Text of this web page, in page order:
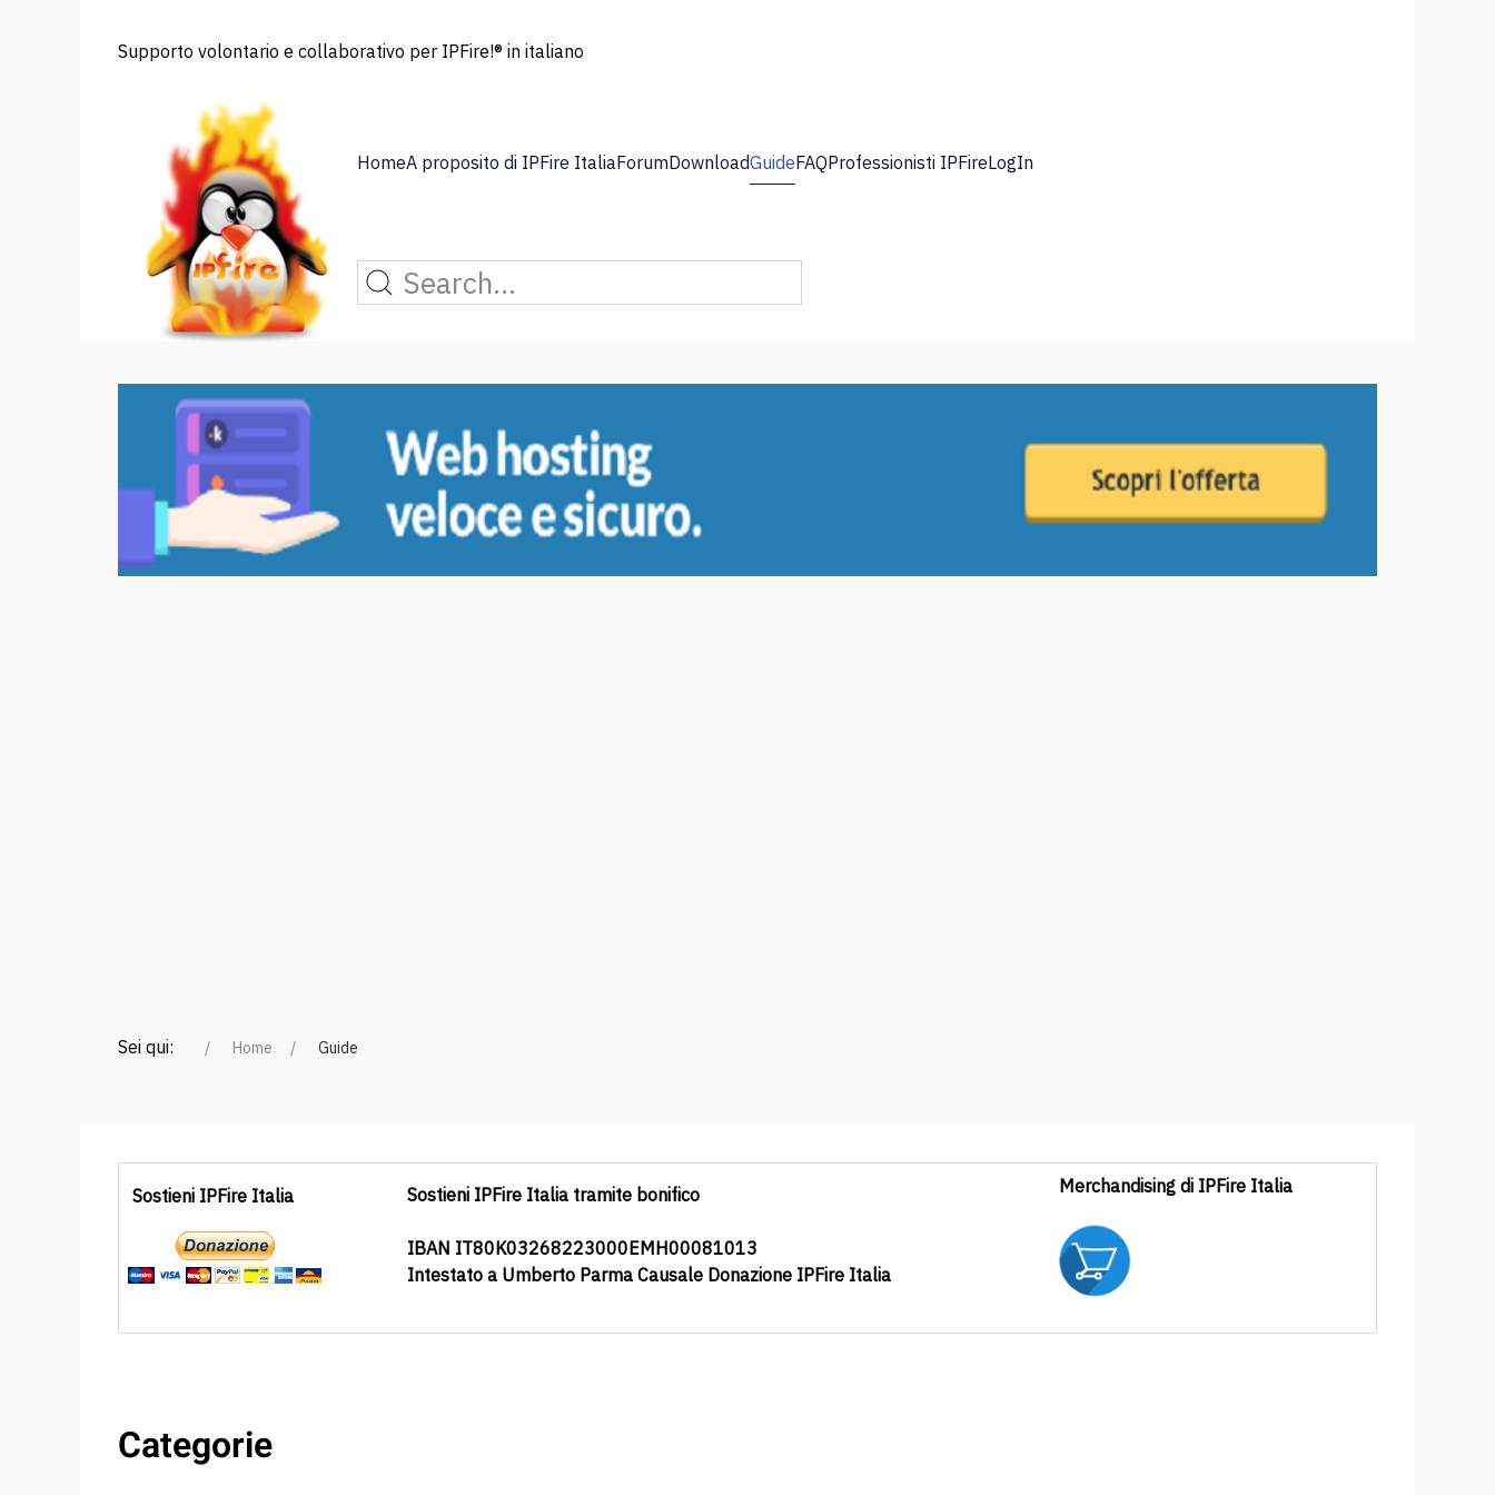
Supporto volontario e collaborativo per IPFire!® in italiano
HomeA proposito di IPFire ItaliaForumDownloadGuideFAQProfessionisti IPFireLogIn
Sei qui: Home Guide
Sostieni IPFire Italia Sostieni IPFire Italia tramite bonifico
IBAN IT80K03268223000EMH00081013
Intestato a Umberto Parma Causale Donazione IPFire Italia
Merchandising di IPFire Italia
Categorie